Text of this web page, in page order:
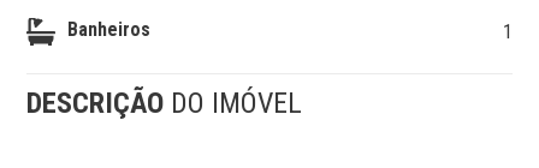
Banheiros 1
DESCRIÇÃO DO IMÓVEL